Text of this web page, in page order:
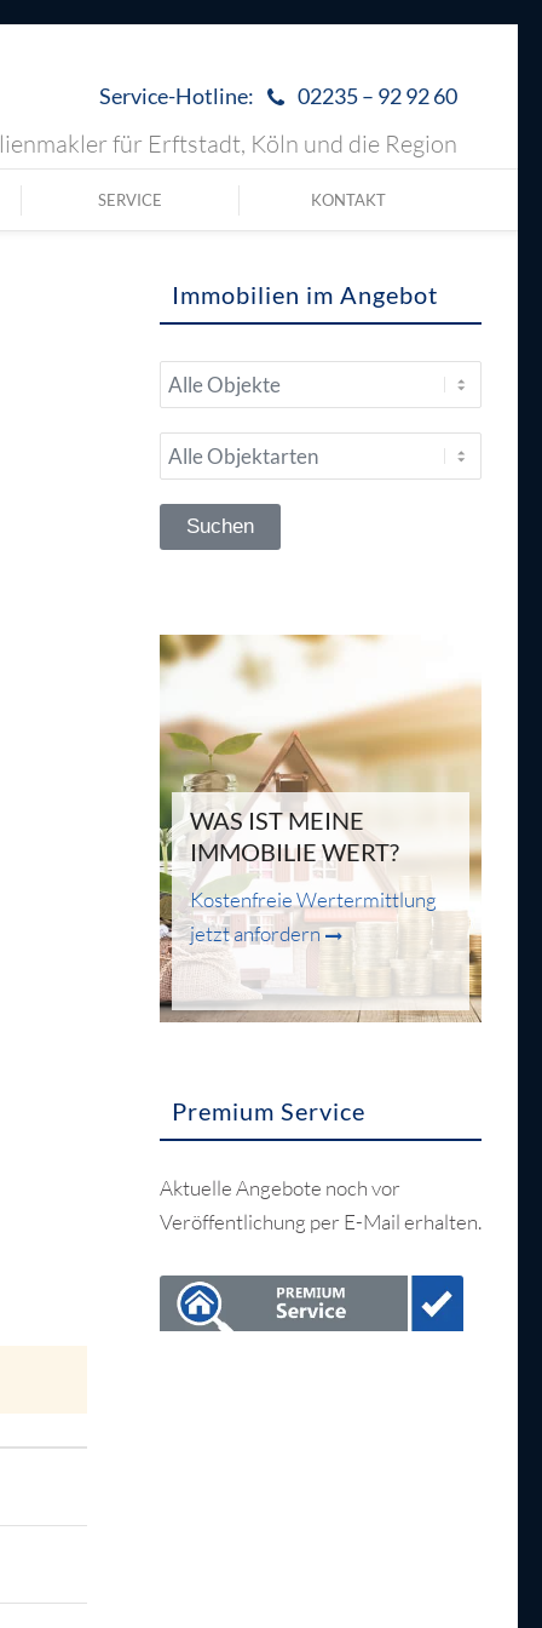
Service-Hotline: 02235 – 92 92 60
für Erftstadt, Köln und die Region
SERVICE KONTAKT
Immobilien im Angebot
WAS IST MEINE
IMMOBILIE WERT?
Kostenfreie Wertermittlung
jetzt anfordern
Premium Service
Aktuelle Angebote noch vor
Veröffentlichung per E-Mail erhalten.